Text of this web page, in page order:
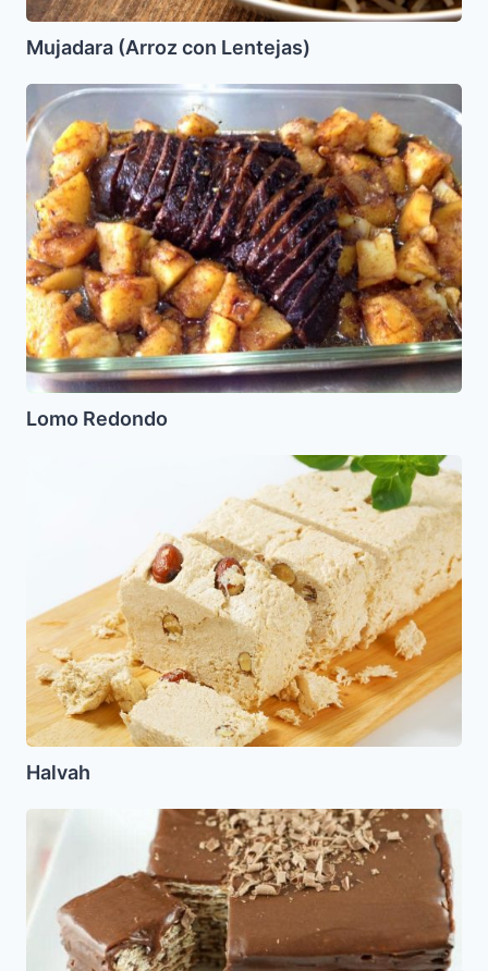
Mujadara (Arroz con Lentejas)
Lomo
Redondo
Lomo Redondo
Halvah
Ice
box